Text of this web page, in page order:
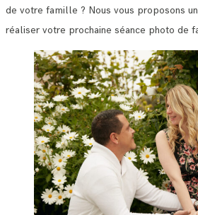
de votre famille ? Nous vous proposons
réaliser votre prochaine séance photo de